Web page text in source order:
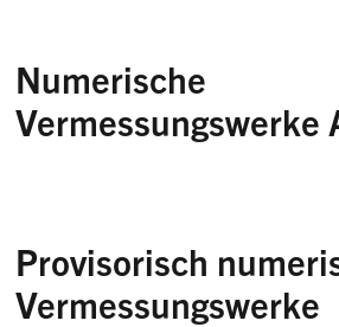
Numerische
Vermessungswerke
Provisorisch
Vermessungswerke